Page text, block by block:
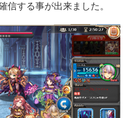
信する事が出来ました。